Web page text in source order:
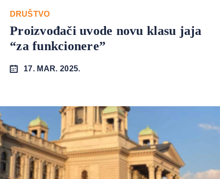
DRUŠTVO
Proizvođači uvode novu klasu jaja
“za funkcionere”
17. MAR. 2025.